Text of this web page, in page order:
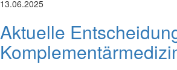
13.06.2025
Aktuelle